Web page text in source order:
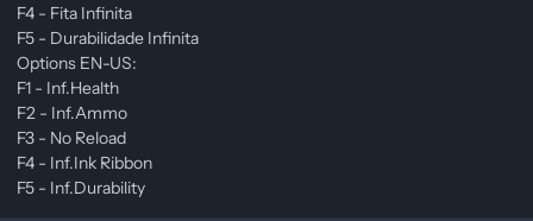
F4 - Fita Infinita
F5 - Durabilidade Infinita
Options EN-US:
F1 - Inf.Health
F2 - Inf.Ammo
F3 - No Reload
F4 - Inf.Ink Ribbon
F5 - Inf.Durability